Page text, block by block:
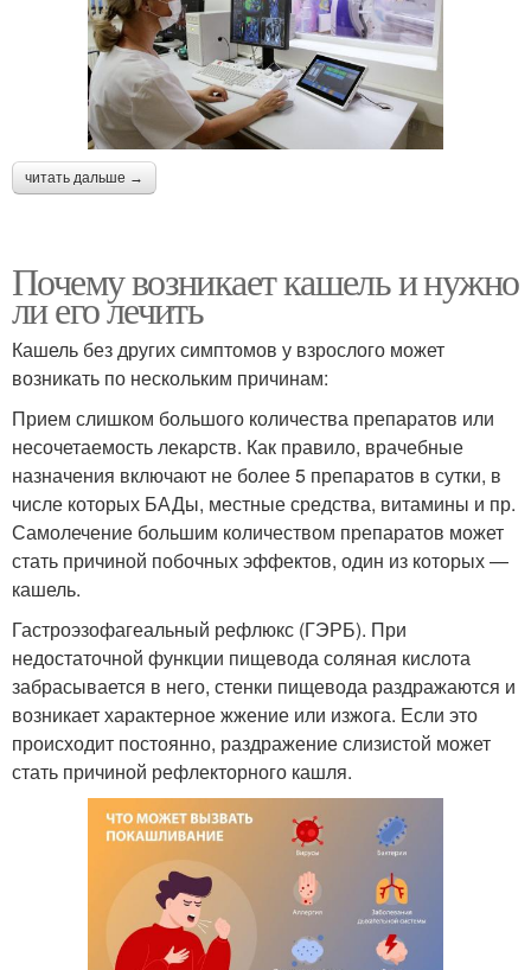
читать дальше →
Почему возникает кашель и нужно
ли его лечить
Кашель без других симптомов у взрослого может
возникать по нескольким причинам:
Прием слишком большого количества препаратов или
несочетаемость лекарств. Как правило, врачебные
назначения включают не более 5 препаратов в сутки, в
числе которых БАДы, местные средства, витамины и пр.
Самолечение большим количеством препаратов может
стать причиной побочных эффектов, один из которых —
кашель.
Гастроэзофагеальный рефлюкс (ГЭРБ). При
недостаточной функции пищевода соляная кислота
забрасывается в него, стенки пищевода раздражаются и
возникает характерное жжение или изжога. Если это
происходит постоянно, раздражение слизистой может
стать причиной рефлекторного кашля.